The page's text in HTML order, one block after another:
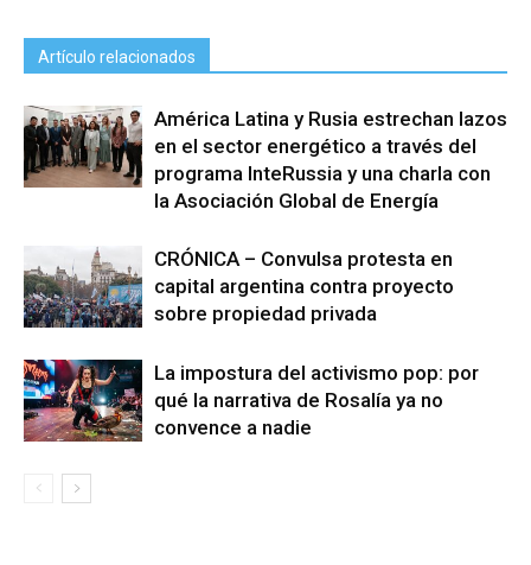
Artículo relacionados
América Latina y Rusia estrechan lazos
en el sector energético a través del
programa InteRussia y una charla con
la Asociación Global de Energía
CRÓNICA – Convulsa protesta en
capital argentina contra proyecto
sobre propiedad privada
La impostura del activismo pop: por
qué la narrativa de Rosalía ya no
convence a nadie